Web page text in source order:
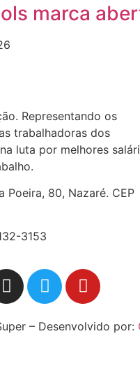
marca
Representando os
trabalhadoras dos
luta por melhores
Poeira, 80, Nazaré. CEP
3153
– Desenvolvido por: